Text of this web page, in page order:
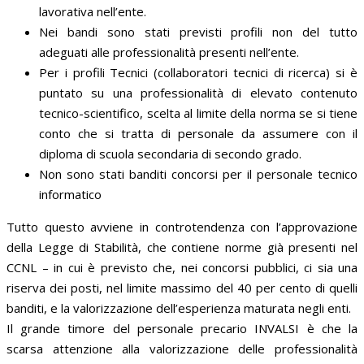
lavorativa nell’ente.
Nei bandi sono stati previsti profili non del tutto
adeguati alle professionalità presenti nell’ente.
Per i profili Tecnici (collaboratori tecnici di ricerca) si è
puntato su una professionalità di elevato contenuto
tecnico-scientifico, scelta al limite della norma se si tiene
conto che si tratta di personale da assumere con il
diploma di scuola secondaria di secondo grado.
Non sono stati banditi concorsi per il personale tecnico
informatico
Tutto questo avviene in controtendenza con l’approvazione
della Legge di Stabilità, che contiene norme già presenti nel
CCNL – in cui è previsto che, nei concorsi pubblici, ci sia una
riserva dei posti, nel limite massimo del 40 per cento di quelli
banditi, e la valorizzazione dell’esperienza maturata negli enti.
Il grande timore del personale precario INVALSI è che la
scarsa attenzione alla valorizzazione delle professionalità